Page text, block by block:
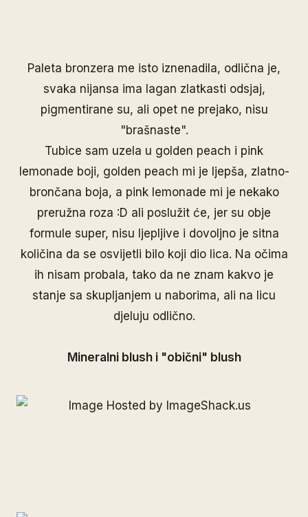
Paleta bronzera me isto iznenadila, odlična je,
svaka nijansa ima lagan zlatkasti odsjaj,
pigmentirane su, ali opet ne prejako, nisu
"brašnaste".
Tubice sam uzela u golden peach i pink
lemonade boji, golden peach mi je ljepša, zlatno-
brončana boja, a pink lemonade mi je nekako
preružna roza :D ali poslužit će, jer su obje
formule super, nisu ljepljive i dovoljno je sitna
količina da se osvijetli bilo koji dio lica. Na očima
ih nisam probala, tako da ne znam kakvo je
stanje sa skupljanjem u naborima, ali na licu
djeluju odlično.
Mineralni blush i "obični" blush